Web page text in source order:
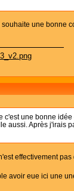
souhaite une bonne
c'est une bonne
aussi. Après j'irais
effectivement
avoir eue ici une